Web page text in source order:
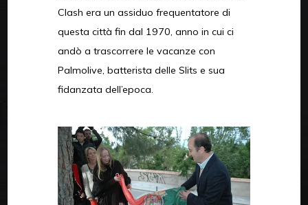
Clash era un assiduo frequentatore di
questa città fin dal 1970, anno in cui ci
andò a trascorrere le vacanze con
Palmolive, batterista delle Slits e sua
fidanzata dell’epoca.